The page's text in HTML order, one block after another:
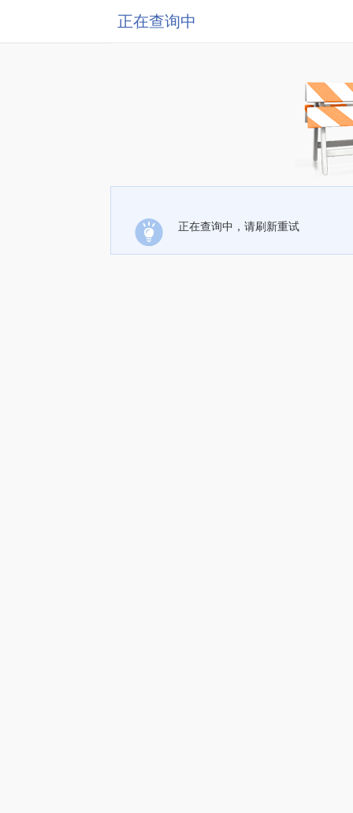
正在查询中
正在查询中，请刷新重试